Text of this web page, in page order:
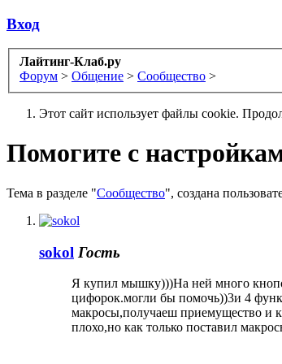
Вход
Лайтинг-Клаб.ру
Форум > Общение > Сообщество >
Этот сайт использует файлы cookie.
Помогите с
Тема в разделе "Сообщество", создана
sokol Гость
Я купил мышку)))На ней много
цифорок.могли бы помочь))3и 4
макросы,получаеш приемущество и
плохо,но как только поставил